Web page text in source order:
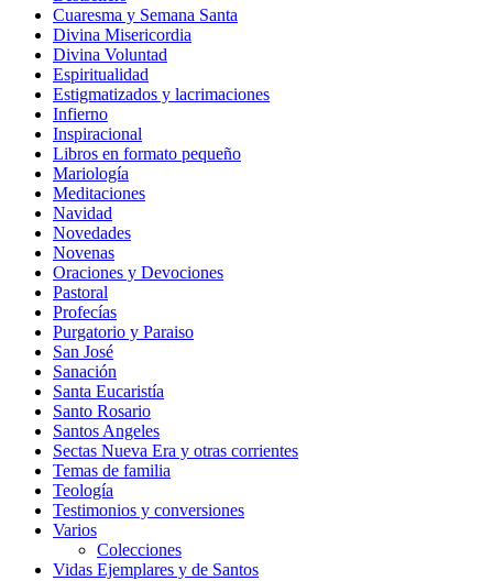
Cuaresma y Semana Santa
Divina Misericordia
Divina Voluntad
Espiritualidad
Estigmatizados y lacrimaciones
Infierno
Inspiracional
Libros en formato pequeño
Mariología
Meditaciones
Navidad
Novedades
Novenas
Oraciones y Devociones
Pastoral
Profecías
Purgatorio y Paraiso
San José
Sanación
Santa Eucaristía
Santo Rosario
Santos Angeles
Sectas Nueva Era y otras corrientes
Temas de familia
Teología
Testimonios y conversiones
Varios
Colecciones
Vidas Ejemplares y de Santos